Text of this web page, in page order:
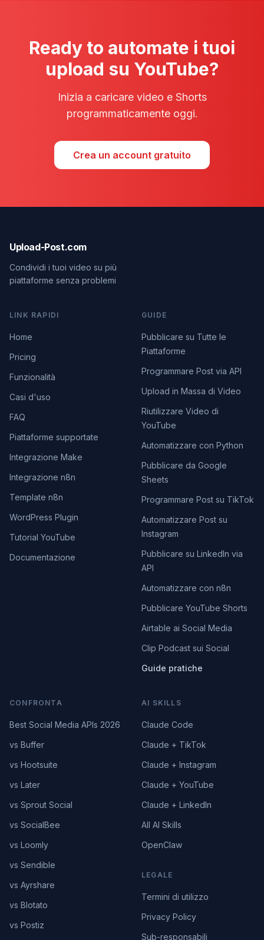
Ready to automate i tuoi
upload su YouTube?
Inizia a caricare video e Shorts
programmaticamente oggi.
Crea un account gratuito
Upload-Post.com
Condividi i tuoi video su più
piattaforme senza problemi
LINK RAPIDI
Home
Pricing
Funzionalità
Casi d'uso
FAQ
Piattaforme supportate
Integrazione Make
Integrazione n8n
Template n8n
WordPress Plugin
Tutorial YouTube
Documentazione
GUIDE
Pubblicare su Tutte le
Piattaforme
Programmare Post via API
Upload in Massa di Video
Riutilizzare Video di
YouTube
Automatizzare con Python
Pubblicare da Google
Sheets
Programmare Post su TikTok
Automatizzare Post su
Instagram
Pubblicare su LinkedIn via
API
Automatizzare con n8n
Pubblicare YouTube Shorts
Airtable ai Social Media
Clip Podcast sui Social
Guide pratiche
CONFRONTA
Best Social Media APIs 2026
vs Buffer
vs Hootsuite
vs Later
vs Sprout Social
vs SocialBee
vs Loomly
vs Sendible
vs Ayrshare
vs Blotato
vs Postiz
AI SKILLS
Claude Code
Claude + TikTok
Claude + Instagram
Claude + YouTube
Claude + LinkedIn
All AI Skills
OpenClaw
LEGALE
Termini di utilizzo
Privacy Policy
Sub-responsabili